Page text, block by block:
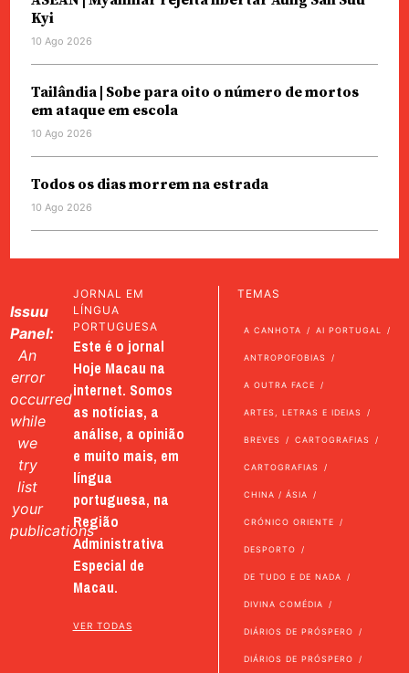
Kyi
10 Ago 2026
Tailândia | Sobe para oito o número de mortos
em ataque em escola
10 Ago 2026
Todos os dias morrem na estrada
10 Ago 2026
Issuu
Panel:
An
error
occurred
while
we
try
list
your
publications
JORNAL EM
LÍNGUA
PORTUGUESA
Este é o jornal
Hoje Macau na
internet. Somos
as notícias, a
análise, a opinião
e muito mais, em
língua
portuguesa, na
Região
Administrativa
Especial de
Macau.
VER TODAS
TEMAS
A CANHOTA AI PORTUGAL
ANTROPOFOBIAS
A OUTRA FACE
ARTES, LETRAS E IDEIAS
BREVES CARTOGRAFIAS
CARTOGRAFIAS
CHINA / ÁSIA
CRÓNICO ORIENTE
DESPORTO
DE TUDO E DE NADA
DIVINA COMÉDIA
DIÁRIOS DE PRÓSPERO
DIÁRIOS DE PRÓSPERO